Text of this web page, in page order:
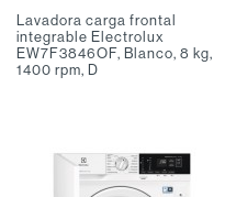
Lavadora carga frontal
integrable Electrolux
EW7F3846OF, Blanco, 8 kg,
1400 rpm, D